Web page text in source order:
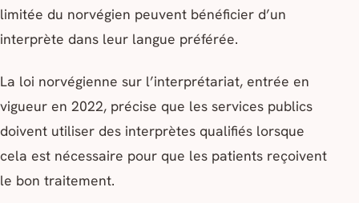
limitée du norvégien peuvent bénéficier d’un
interprète dans leur langue préférée.
La loi norvégienne sur l’interprétariat, entrée en
vigueur en 2022, précise que les services publics
doivent utiliser des interprètes qualifiés lorsque
cela est nécessaire pour que les patients reçoivent
le bon traitement.